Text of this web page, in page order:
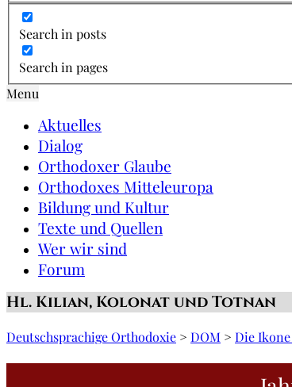
Search in posts
Search in pages
Menu
Aktuelles
Dialog
Orthodoxer Glaube
Orthodoxes Mitteleuropa
Bildung und Kultur
Texte und Quellen
Wer wir sind
Forum
Hl. Kilian, Kolonat und Totnan
Deutschsprachige Orthodoxie > DOM > Die